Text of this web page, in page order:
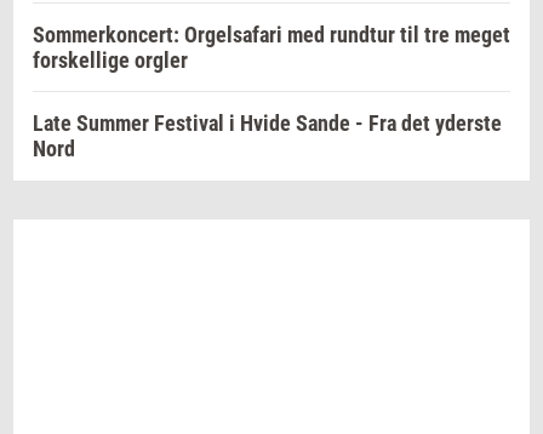
Sommerkoncert: Orgelsafari med rundtur til tre meget
forskellige orgler
Late Summer Festival i Hvide Sande - Fra det yderste
Nord